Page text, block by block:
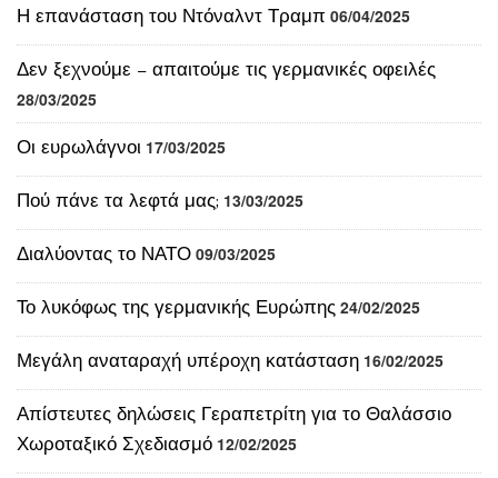
Η επανάσταση του Ντόναλντ Τραμπ 06/04/2025
Δεν ξεχνούμε – απαιτούμε τις γερμανικές οφειλές
28/03/2025
Οι ευρωλάγνοι 17/03/2025
Πού πάνε τα λεφτά μας; 13/03/2025
Διαλύοντας το ΝΑΤΟ 09/03/2025
Το λυκόφως της γερμανικής Ευρώπης 24/02/2025
Μεγάλη αναταραχή υπέροχη κατάσταση 16/02/2025
Απίστευτες δηλώσεις Γεραπετρίτη για το Θαλάσσιο
Χωροταξικό Σχεδιασμό 12/02/2025